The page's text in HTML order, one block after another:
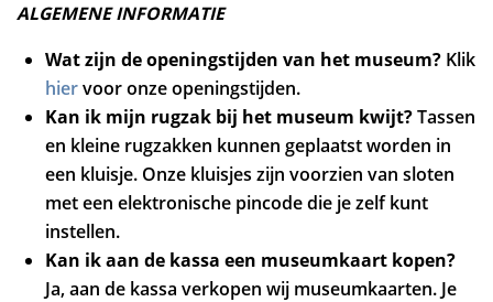
ALGEMENE INFORMATIE
Wat zijn de openingstijden van het museum? Klik
hiervoor onze openingstijden.
Kan ik mijn rugzak bij het museum kwijt?Tassen
en kleine rugzakken kunnen geplaatst worden in
een kluisje. Onze kluisjes zijn voorzien van sloten
met een elektronische pincode die je zelf kunt
instellen.
Kan ik aan de kassa een museumkaart kopen?
Ja, aan de kassa verkopen wij museumkaarten. Je